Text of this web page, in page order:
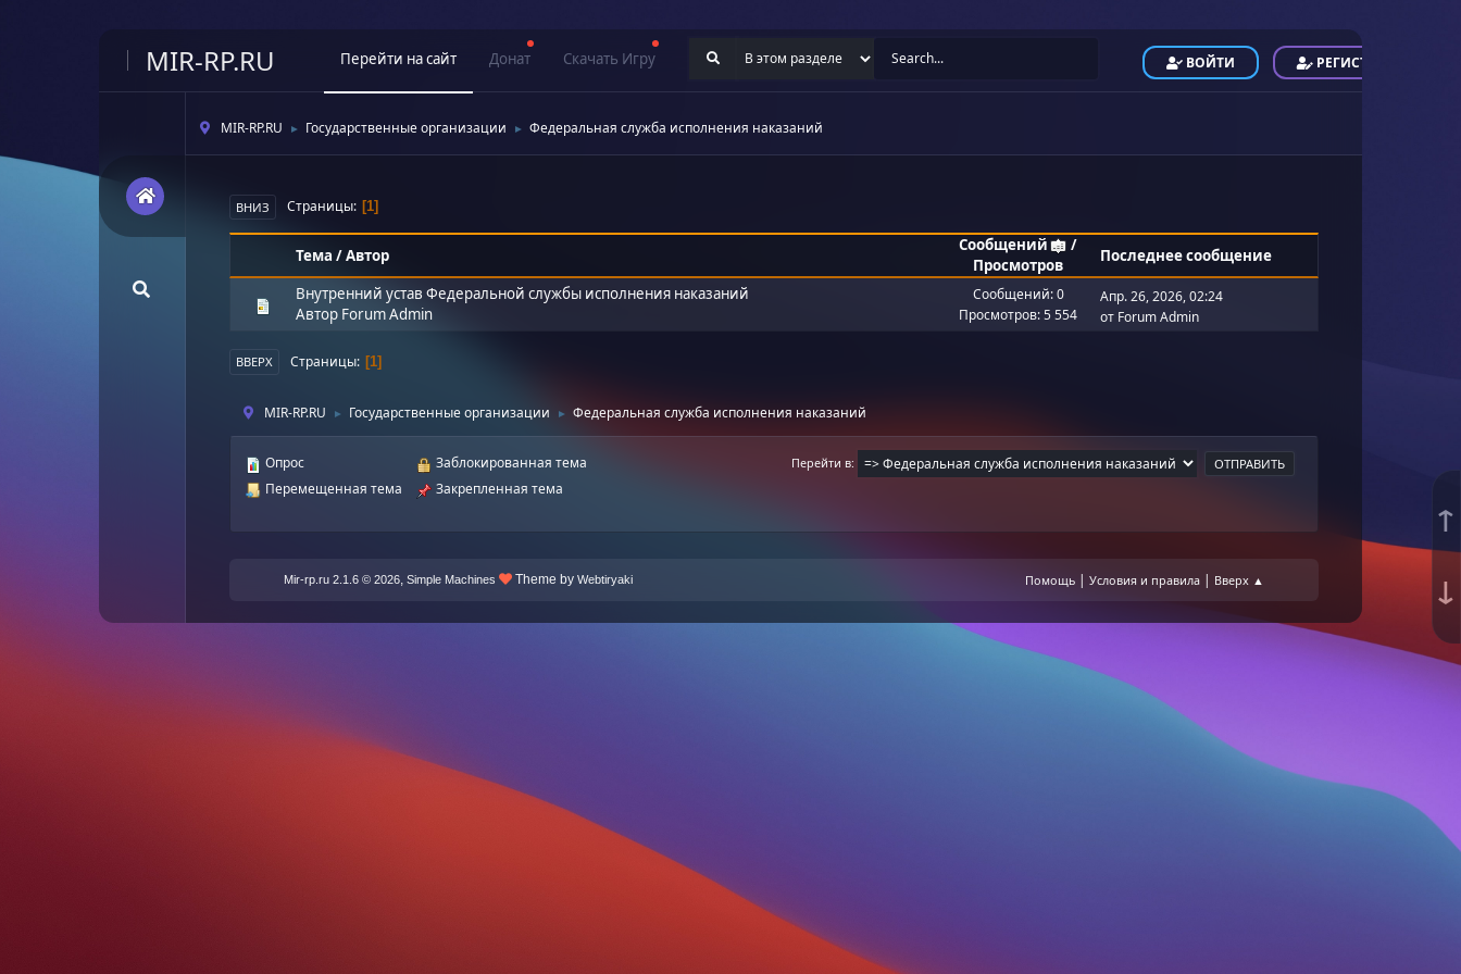
↑
↓
MIR-RP.RU Перейти на сайт Донат Скачать Игру ВОЙТИ РЕГИСТРАЦИЯ
MIR-RP.RU ► Государственные организации ► Федеральная служба исполнения наказаний
ВНИЗ Страницы 1
Тема /Автор
Сообщений
/
Просмотров
Последнее сообщение
Внутренний устав Федеральной службы исполнения наказаний
Автор Forum Admin
Сообщений: 0
Просмотров: 5 554
Апр. 26, 2026, 02:24
от Forum Admin
ВВЕРХ Страницы 1
MIR-RP.RU ► Государственные организации ► Федеральная служба исполнения наказаний
Перейти в
Опрос
Перемещенная тема
Заблокированная тема
Закрепленная тема
Помощь| Условия и правила| Вверх ▲
Mir-rp.ru 2.1.6 © 2026 ,Simple Machines Theme byWebtiryaki